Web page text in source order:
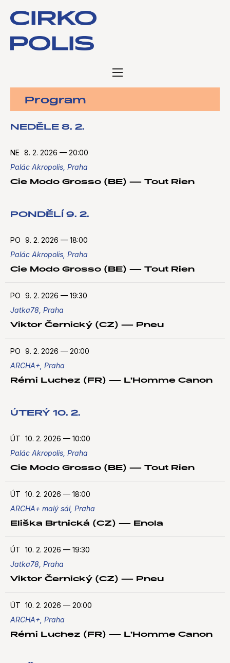
Program
NEDĚLE 8. 2.
NE 8. 2. 2026 — 20:00
Palác Akropolis, Praha
Cie Modo Grosso (BE) — Tout Rien
PONDĚLÍ 9. 2.
PO 9. 2. 2026 — 18:00
Palác Akropolis, Praha
Cie Modo Grosso (BE) — Tout Rien
PO 9. 2. 2026 — 19:30
Jatka78, Praha
Viktor Černický (CZ) — Pneu
PO 9. 2. 2026 — 20:00
ARCHA+, Praha
Rémi Luchez (FR) — L’Homme Canon
ÚTERÝ 10. 2.
ÚT 10. 2. 2026 — 10:00
Palác Akropolis, Praha
Cie Modo Grosso (BE) — Tout Rien
ÚT 10. 2. 2026 — 18:00
ARCHA+ malý sál, Praha
Eliška Brtnická (CZ) — Enola
ÚT 10. 2. 2026 — 19:30
Jatka78, Praha
Viktor Černický (CZ) — Pneu
ÚT 10. 2. 2026 — 20:00
ARCHA+, Praha
Rémi Luchez (FR) — L’Homme Canon